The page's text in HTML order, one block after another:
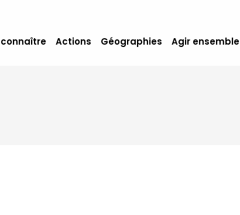
connaître Actions Géographies Agir ensemble